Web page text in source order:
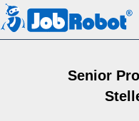
Senior